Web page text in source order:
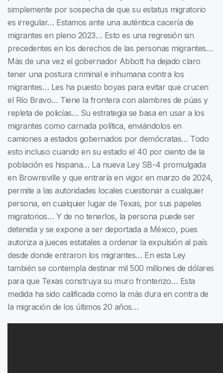
simplemente por sospecha de que su estatus migratorio
es irregular… Estamos ante una auténtica cacería de
migrantes en pleno 2023… Esto es una regresión sin
precedentes en los derechos de las personas migrantes…
Más de una vez el gobernador Abbott ha dejado claro
tener una postura criminal e inhumana contra los
migrantes… Les ha puesto boyas para evitar que crucen
el Río Bravo… Tiene la frontera con alambres de púas y
repleta de policías… Su estrategia se basa en usar a los
migrantes como carnada política, enviándolos en
camiones a estados gobernados por demócratas… Todo
esto incluso cuando en su estado el 40 por ciento de la
población es hispana… La nueva Ley SB-4 promulgada
en Brownsville y que entraría en vigor en marzo de 2024,
permite a las autoridades locales cuestionar a cualquier
persona, en cualquier lugar de Texas, por sus papeles
migratorios… Y de no tenerlos, la persona puede ser
detenida y se expone a ser deportada a México, pues
autoriza a jueces estatales a ordenar la expulsión al país
desde donde entraron los migrantes… En esta Ley
también se contempla destinar mil 500 millones de dólares
para que Texas construya su muro fronterizo… Esta
medida ha sido calificada como la más dura en contra de
la migración de los últimos 20 años…